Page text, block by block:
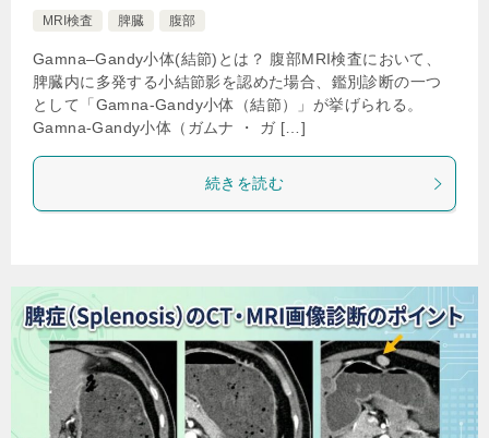
MRI検査
脾臓 腹部
Gamna–Gandy小体(結節)とは？ 腹部MRI検査において、
脾臓内に多発する小結節影を認めた場合、鑑別診断の一つ
として「Gamna-Gandy小体（結節）」が挙げられる。
Gamna-Gandy小体（ガムナ ・ ガ […]
続きを読む